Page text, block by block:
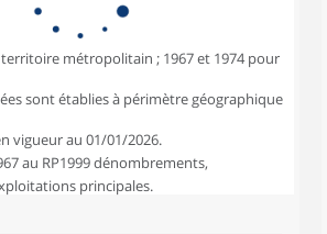
territoire métropolitain ; 1967 et 1974 pour
sont établies à périmètre géographique
vigueur au 01/01/2026.
au RP1999 dénombrements,
principales.